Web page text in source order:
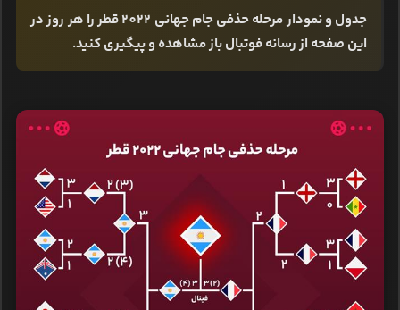
جدول و نمودار مرحله حذفی جام جهانی 2022 قطر را هر روز در
این صفحه از رسانه فوتبال باز مشاهده و پیگیری کنید.